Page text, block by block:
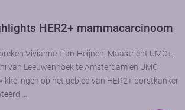
HER2+ mammacarcinoom
Vivianne Tjan-Heijnen, Maastricht UMC+,
van Leeuwenhoek te Amsterdam en UMC
op het gebied van HER2+ borstkanker
…